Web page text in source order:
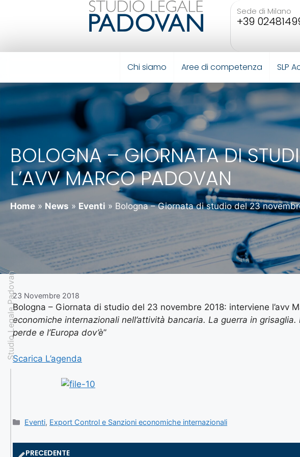
Sede di Milano
+39
Chi siamo Aree di competenza SLP
BOLOGNA – GIORNATA DI
L’AVV MARCO PADOVAN
Home » News » Eventi » Bologna – Giornata di studio del 23
Studio Legale Padovan23 Novembre 2018
Bologna – Giornata di studio del 23 novembre 2018: interviene l’avv
economiche internazionali nell’attività bancaria. La guerra in
perde e l’Europa dov’è”
Scarica L’agenda
Eventi, Export Control e Sanzioni economiche internazionali
PRECEDENTE